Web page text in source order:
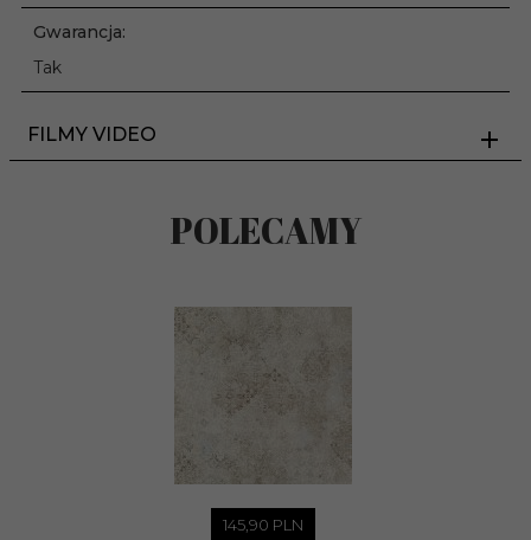
Gwarancja:
Tak
FILMY VIDEO
POLECAMY
145,90 PLN